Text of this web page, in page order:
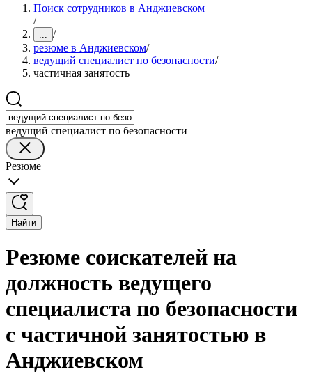
Поиск сотрудников в Анджиевском
/
... /
резюме в Анджиевском/
ведущий специалист по безопасности/
частичная занятость
ведущий специалист по безопасности
Резюме
Найти
Резюме соискателей на
должность ведущего
специалиста по безопасности
с частичной занятостью в
Анджиевском